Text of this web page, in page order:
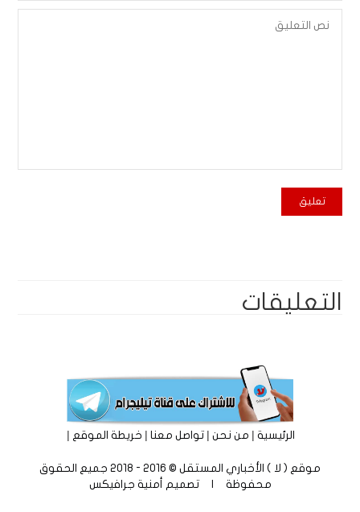
التعليقات
الرئيسية|من نحن|تواصل معنا|خريطة الموقع |
موقع ( لا ) الأخباري المستقل © 2016 - 2018 جميع الحقوق
محفوظة | تصميم أمنية جرافيكس